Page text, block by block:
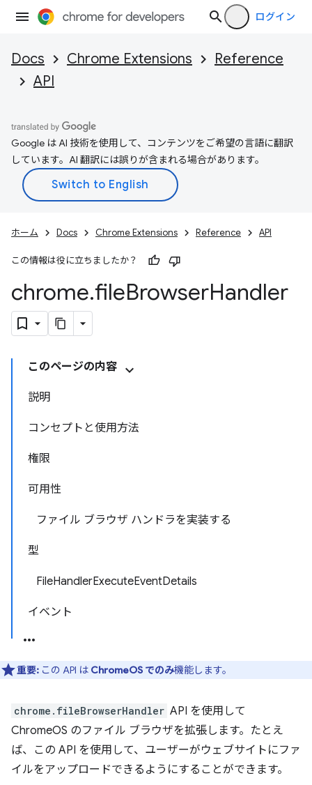
ログイン
Docs Chrome Extensions
Reference
API
Google は AI 技術を使用して、コンテンツをご希望の言語に翻訳
しています。AI 翻訳には誤りが含まれる場合があります。
ホーム Docs Chrome Extensions Reference API
この情報は役に立ちましたか？
chrome.fileBrowserHandler
このページの内容
説明
コンセプトと使用方法
権限
可用性
ファイル ブラウザ ハンドラを実装する
型
FileHandlerExecuteEventDetails
イベント
重要: この API は ChromeOS でのみ機能します。
chrome.fileBrowserHandler API を使用して
ChromeOS のファイル ブラウザを拡張します。たとえ
ば、この API を使用して、ユーザーがウェブサイトにファ
イルをアップロードできるようにすることができます。